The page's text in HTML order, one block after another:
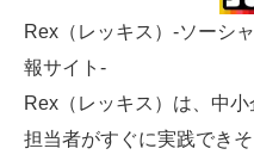
Rex（レッキス）-ソーシ
報サイト-
Rex（レッキス）は、中
担当者がすぐに実践でき